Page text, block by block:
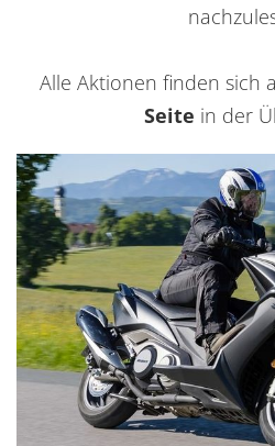
Alle Aktionen finden sich
Seite in der